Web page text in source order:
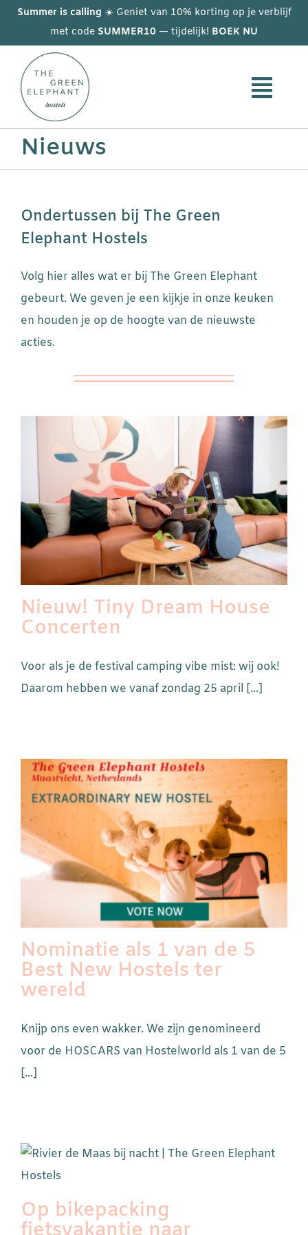
Skip
content
Summer is calling ☀️ Geniet van 10% korting op je verblijf
met code SUMMER10 — tijdelijk! BOEK NU
Nieuws
Ondertussen bij The Green
Elephant Hostels
Volg hier alles wat er bij The Green Elephant
gebeurt. We geven je een kijkje in onze keuken
en houden je op de hoogte van de nieuwste
acties.
Nieuw! Tiny Dream House
Concerten
Voor als je de festival camping vibe mist: wij ook!
Daarom hebben we vanaf zondag 25 april [...]
Nominatie als 1 van de 5
Best New Hostels ter
wereld
Knijp ons even wakker. We zijn genomineerd
voor de HOSCARS van Hostelworld als 1 van de 5
[...]
Op bikepacking